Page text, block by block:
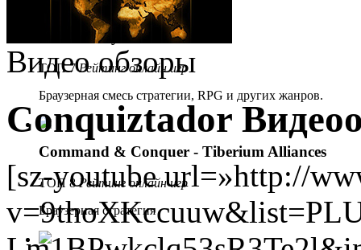
Demon Slayer
ТОП 7Рейтинг онлайн игр
Браузерная смесь стратегии, RPG и других жанров.
Command & Conquer - Tiberium Alliances
ТОП 8Рейтинг онлайн игр
Браузерная стратегия
Видео обзоры
Conquiztador
[sz-youtube url=»http://